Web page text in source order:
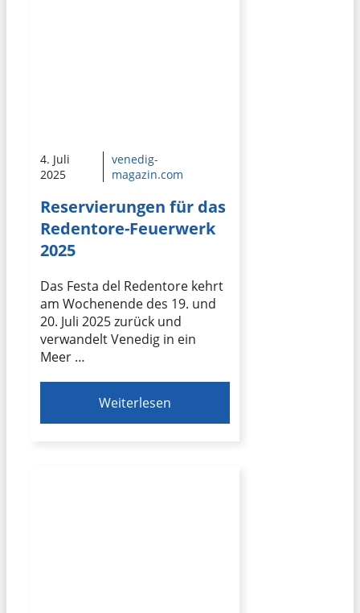
4. Juli
2025
venedig-
magazin.com
Reservierungen für das
Redentore-Feuerwerk
2025
Das Festa del Redentore kehrt
am Wochenende des 19. und
20. Juli 2025 zurück und
verwandelt Venedig in ein
Meer …
Weiterlesen